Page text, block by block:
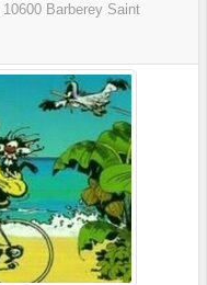
10600 Barberey Saint